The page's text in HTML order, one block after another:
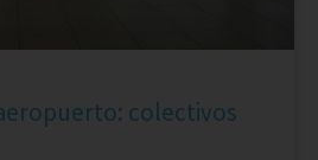
colectivos